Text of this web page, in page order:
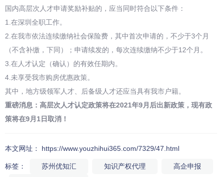
国内高层次人才申请奖励补贴的，应当同时符合以下条件：
1.在深圳全职工作。
2.在我市依法连续缴纳社会保险费，其中首次申请的，不少于3个月
（不含补缴，下同）；申请续发的，每次连续缴纳不少于12个月。
3.在人才认定（确认）的有效任期内。
4.未享受我市购房优惠政策。
其中，地方级领军人才、后备级人才还应当具有我市户籍。
重磅消息：高层次人才认定政策将在2021年9月后出新政策，现有政
策将在9月1日取消！
本文网址： https://www.youzhihui365.com/7329/47.html
标签： 苏州优知汇 知识产权代理
高企申报